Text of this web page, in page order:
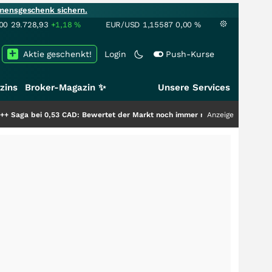
sichern.
29.728,93 +1,18% EUR/USD 1,15587 0,00 %
Login Push-Kurse
Aktie geschenkt!
Broker-Magazin ✨ Unsere Services
0,53 CAD: Bewertet der Markt noch immer nur die Hälfte der Story?
Anzeige